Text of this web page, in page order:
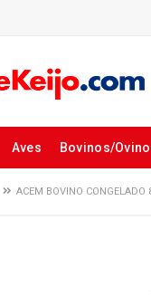
Aves Bovinos/
ACEM BOVINO CONGELADO